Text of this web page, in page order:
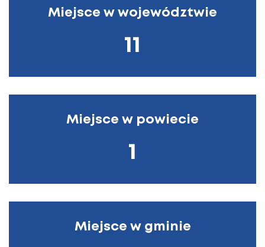
Miejsce w województwie
11
Miejsce w powiecie
1
Miejsce w gminie